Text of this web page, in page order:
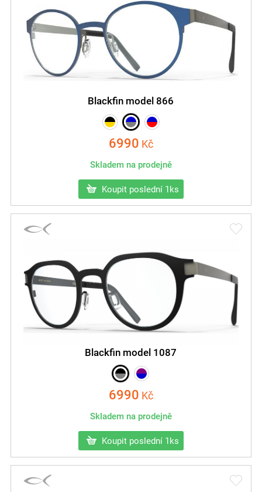
Blackfin model 866
6990 Kč
Skladem na prodejně
Koupit poslední 1ks
Blackfin model 1087
6990 Kč
Skladem na prodejně
Koupit poslední 1ks